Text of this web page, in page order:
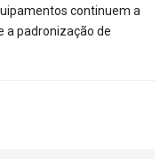
continuem a
a padronização de